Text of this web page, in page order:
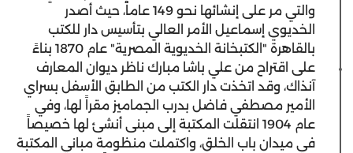
والتي مر على إنشائها نحو 149 عاماً، حيث أصدر
الخديوي إسماعيل الأمر العالي بتأسيس دار للكتب
بالقاهرة "الكتبخانة الخديوية المصرية" عام 1870 بناءً
على اقتراح من علي باشا مبارك ناظر ديوان المعارف
آنذاك، وقد اتخذت دار الكتب من الطابق الأسفل بسراي
الأمير مصطفي فاضل بدرب الجماميز مقراً لها، وفي
عام 1904 انتقلت المكتبة إلى مبنى أنشئ لها خصيصاً
في ميدان باب الخلق، واكتملت منظومة مباني المكتبة